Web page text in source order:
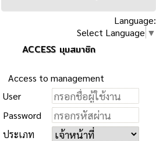
Language:
Select Language ▼
ACCESS มุมสมาชิก
Access to management
User
Password
ประเภท